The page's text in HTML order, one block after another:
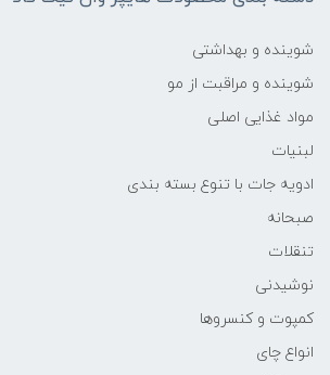
شوینده و بهداشتی
شوینده و مراقبت از مو
مواد غذایی اصلی
لبنیات
ادویه جات با تنوع بسته بندی
صبحانه
تنقلات
نوشیدنی
کمپوت و کنسروها
انواع چای